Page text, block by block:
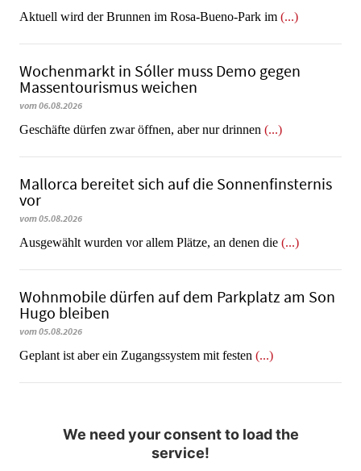
Aktuell wird der Brunnen im Rosa-Bueno-Park im (...)
Wochenmarkt in Sóller muss Demo gegen
Massentourismus weichen
vom 06.08.2026
Geschäfte dürfen zwar öffnen, aber nur drinnen (...)
Mallorca bereitet sich auf die Sonnenfinsternis
vor
vom 05.08.2026
Ausgewählt wurden vor allem Plätze, an denen die (...)
Wohnmobile dürfen auf dem Parkplatz am Son
Hugo bleiben
vom 05.08.2026
Geplant ist aber ein Zugangssystem mit festen (...)
We need your consent to load the
service!